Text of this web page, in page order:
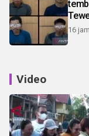
16
Video